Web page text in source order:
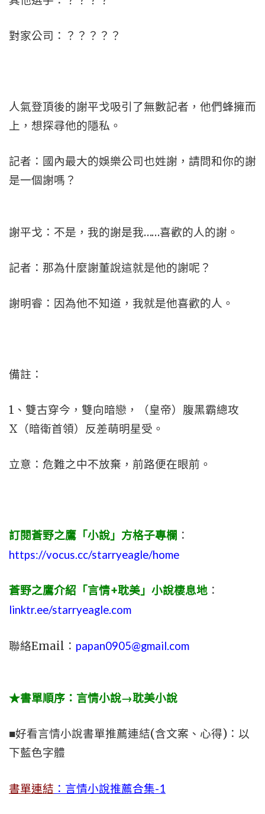
對家公司：？？？？？
人氣登頂後的謝平戈吸引了無數記者，他們蜂擁而
上，想探尋他的隱私。
記者：國內最大的娛樂公司也姓謝，請問和你的謝
是一個謝嗎？
謝平戈：不是，我的謝是我……喜歡的人的謝。
記者：那為什麼謝董說這就是他的謝呢？
謝明睿：因為他不知道，我就是他喜歡的人。
備註：
1、雙古穿今，雙向暗戀，（皇帝）腹黑霸總攻
X（暗衛首領）反差萌明星受。
立意：危難之中不放棄，前路便在眼前。
訂閱蒼野之鷹「小說」方格子專欄 ：
https://vocus.cc/starryeagle/home
蒼野之鷹介紹「言情+耽美」小說棲息地 ：
linktr.ee/starryeagle.com
聯絡Email： papan0905@gmail.com
★書單順序：言情小說→耽美小說
■好看言情小說書單推薦連結(含文案、心得)：以
下藍色字體
書單連結 ：言情小說推薦合集-1